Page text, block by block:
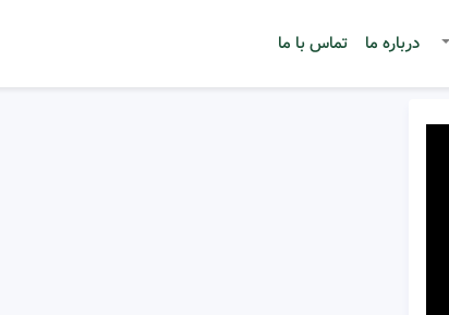
درباره ما تماس با ما